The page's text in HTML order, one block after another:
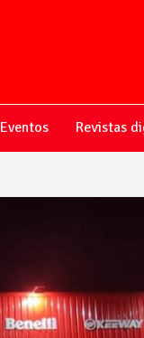
Eventos Revistas